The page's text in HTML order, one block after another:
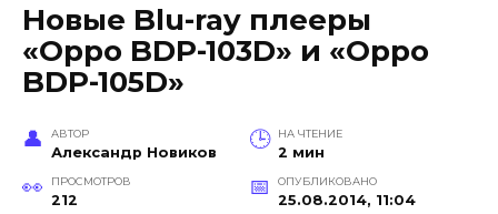
Новые Blu-ray плееры
«Oppo BDP-103D» и «Oppo
BDP-105D»
АВТОР
Александр Новиков
НА ЧТЕНИЕ
2 мин
ПРОСМОТРОВ
212
ОПУБЛИКОВАНО
25.08.2014, 11:04